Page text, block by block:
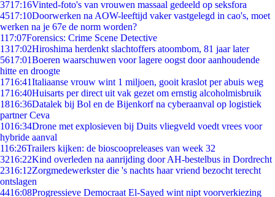
3717:16Vinted-foto's van vrouwen massaal gedeeld op seksfora
4517:10Doorwerken na AOW-leeftijd vaker vastgelegd in cao's, moet
werken na je 67e de norm worden?
117:07Forensics: Crime Scene Detective
1317:02Hiroshima herdenkt slachtoffers atoombom, 81 jaar later
5617:01Boeren waarschuwen voor lagere oogst door aanhoudende
hitte en droogte
1716:41Italiaanse vrouw wint 1 miljoen, gooit kraslot per abuis weg
1716:40Huisarts per direct uit vak gezet om ernstig alcoholmisbruik
1816:36Datalek bij Bol en de Bijenkorf na cyberaanval op logistiek
partner Ceva
1016:34Drone met explosieven bij Duits vliegveld voedt vrees voor
hybride aanval
116:26Trailers kijken: de bioscoopreleases van week 32
3216:22Kind overleden na aanrijding door AH-bestelbus in Dordrecht
2316:12Zorgmedewerkster die 's nachts haar vriend bezocht terecht
ontslagen
4416:08Progressieve Democraat El-Sayed wint nipt voorverkiezing